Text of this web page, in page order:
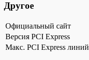
Другое
Официальный сайт
Версия PCI Express
Макс. PCI Express линий